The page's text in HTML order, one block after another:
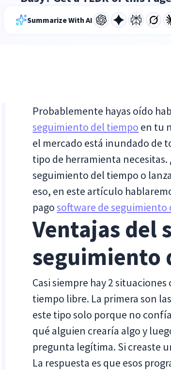
Summarize With AI
Probablemente hayas oído
seguimiento del tiempo en tu
el mercado está inundado de
tipo de herramienta
seguimiento del tiempo o
eso, en este artículo
pagosoftware de seguimiento
Ventajas del
seguimiento
Casi siempre hay 2
tiempo libre. La primera son
este tipo solo porque no
qué alguien crearía algo y
pregunta legítima. Si creaste
La respuesta es que esos